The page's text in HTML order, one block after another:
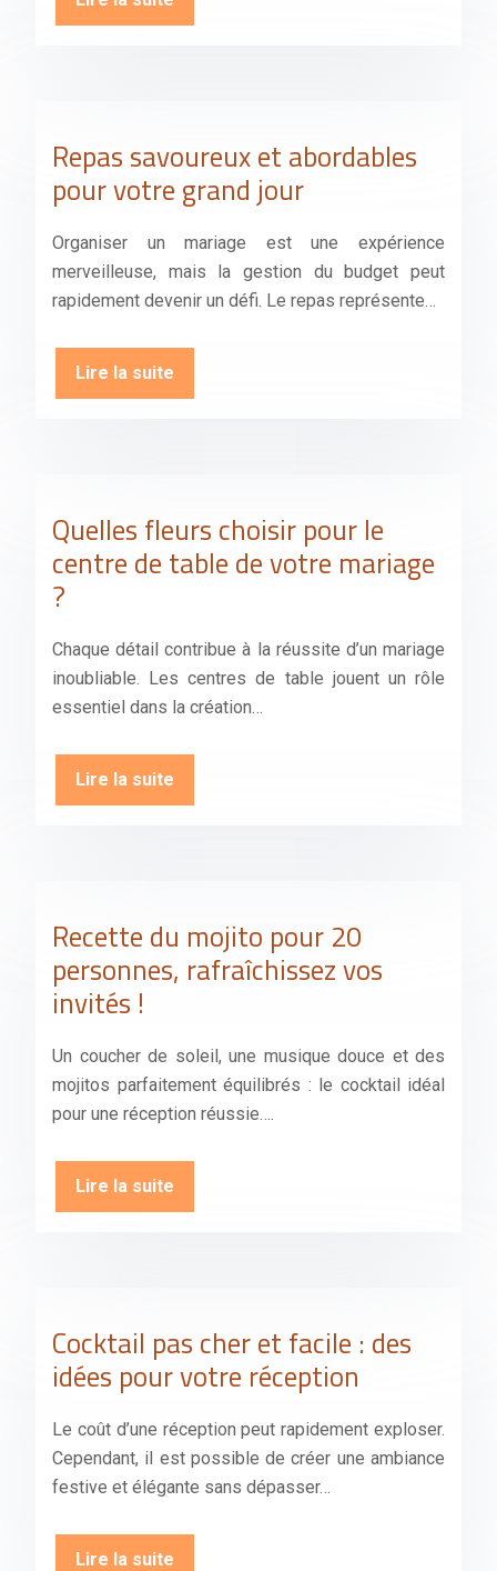
Repas savoureux et abordables
pour votre grand jour
Organiser un mariage est une expérience
merveilleuse, mais la gestion du budget peut
rapidement devenir un défi. Le repas représente…
Lire la suite
Quelles fleurs choisir pour le
centre de table de votre mariage
?
Chaque détail contribue à la réussite d’un mariage
inoubliable. Les centres de table jouent un rôle
essentiel dans la création…
Lire la suite
Recette du mojito pour 20
personnes, rafraîchissez vos
invités !
Un coucher de soleil, une musique douce et des
mojitos parfaitement équilibrés : le cocktail idéal
pour une réception réussie….
Lire la suite
Cocktail pas cher et facile : des
idées pour votre réception
Le coût d’une réception peut rapidement exploser.
Cependant, il est possible de créer une ambiance
festive et élégante sans dépasser…
Lire la suite